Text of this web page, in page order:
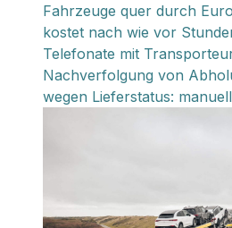
Fahrzeuge quer durch
kostet nach wie vor
Telefonate mit
Nachverfolgung von
wegen Lieferstatus: